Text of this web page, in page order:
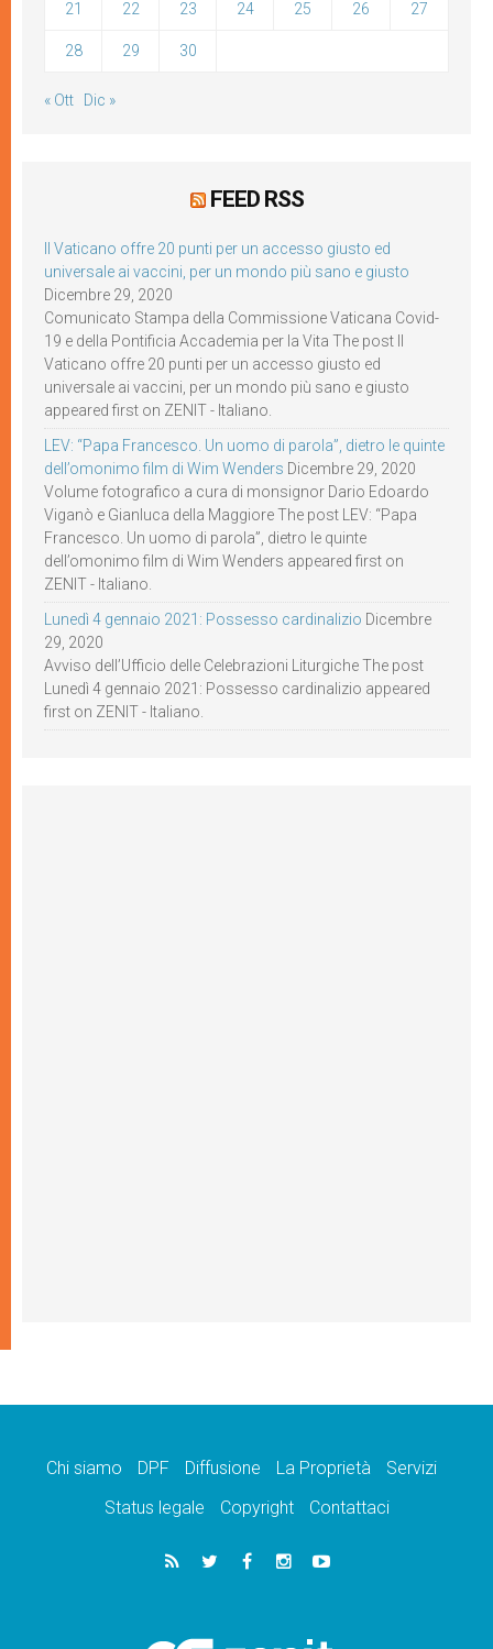
21 22 23 24 25 26 27
28 29 30
« Ott Dic »
FEED RSS
Il Vaticano offre 20 punti per un accesso giusto ed
universale ai vaccini, per un mondo più sano e giusto
Dicembre 29, 2020
Comunicato Stampa della Commissione Vaticana Covid-
19 e della Pontificia Accademia per la Vita The post Il
Vaticano offre 20 punti per un accesso giusto ed
universale ai vaccini, per un mondo più sano e giusto
appeared first on ZENIT - Italiano.
LEV: “Papa Francesco. Un uomo di parola”, dietro le quinte
dell’omonimo film di Wim Wenders Dicembre 29, 2020
Volume fotografico a cura di monsignor Dario Edoardo
Viganò e Gianluca della Maggiore The post LEV: “Papa
Francesco. Un uomo di parola”, dietro le quinte
dell’omonimo film di Wim Wenders appeared first on
ZENIT - Italiano.
Lunedì 4 gennaio 2021: Possesso cardinalizio Dicembre
29, 2020
Avviso dell’Ufficio delle Celebrazioni Liturgiche The post
Lunedì 4 gennaio 2021: Possesso cardinalizio appeared
first on ZENIT - Italiano.
Chi siamo DPF Diffusione La Proprietà
Servizi
Status legale
Copyright Contattaci